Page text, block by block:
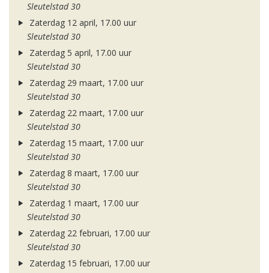
Sleutelstad 30
Zaterdag 12 april, 17.00 uur
Sleutelstad 30
Zaterdag 5 april, 17.00 uur
Sleutelstad 30
Zaterdag 29 maart, 17.00 uur
Sleutelstad 30
Zaterdag 22 maart, 17.00 uur
Sleutelstad 30
Zaterdag 15 maart, 17.00 uur
Sleutelstad 30
Zaterdag 8 maart, 17.00 uur
Sleutelstad 30
Zaterdag 1 maart, 17.00 uur
Sleutelstad 30
Zaterdag 22 februari, 17.00 uur
Sleutelstad 30
Zaterdag 15 februari, 17.00 uur